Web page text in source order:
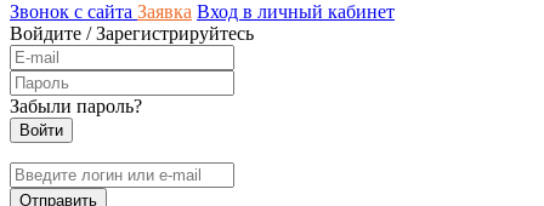
Звонок с сайта Заявка Вход в личный кабинет
Войдите /Зарегистрируйтесь
Забыли пароль?